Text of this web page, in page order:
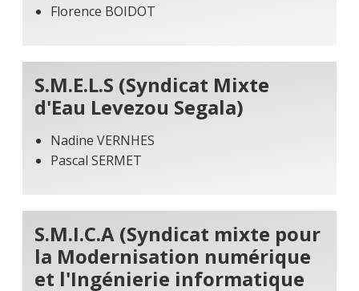
Florence BOIDOT
S.M.E.L.S (Syndicat Mixte
d'Eau Levezou Segala)
Nadine VERNHES
Pascal SERMET
S.M.I.C.A (Syndicat mixte pour
la Modernisation numérique
et l'Ingénierie informatique